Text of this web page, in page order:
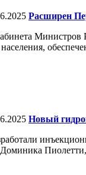
Расширен
Министров
Новый